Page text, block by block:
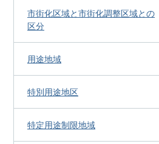
市街化区域と市街化調整区域との
区分
用途地域
特別用途地区
特定用途制限地域